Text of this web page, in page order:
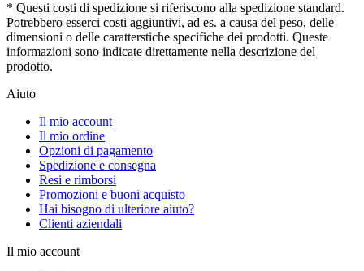
* Questi costi di spedizione si riferiscono alla spedizione standard.
Potrebbero esserci costi aggiuntivi, ad es. a causa del peso, delle
dimensioni o delle caratterstiche specifiche dei prodotti. Queste
informazioni sono indicate direttamente nella descrizione del
prodotto.
Aiuto
Il mio account
Il mio ordine
Opzioni di pagamento
Spedizione e consegna
Resi e rimborsi
Promozioni e buoni acquisto
Hai bisogno di ulteriore aiuto?
Clienti aziendali
Il mio account